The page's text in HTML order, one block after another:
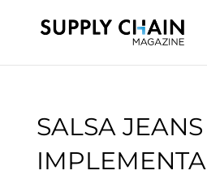
SALSA JEANS
IMPLEMENTA